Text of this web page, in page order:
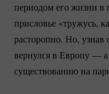
периодом его жизни в
присловье «тружусь,
расторопно. Но,
вернулся в Европу —
существованию на